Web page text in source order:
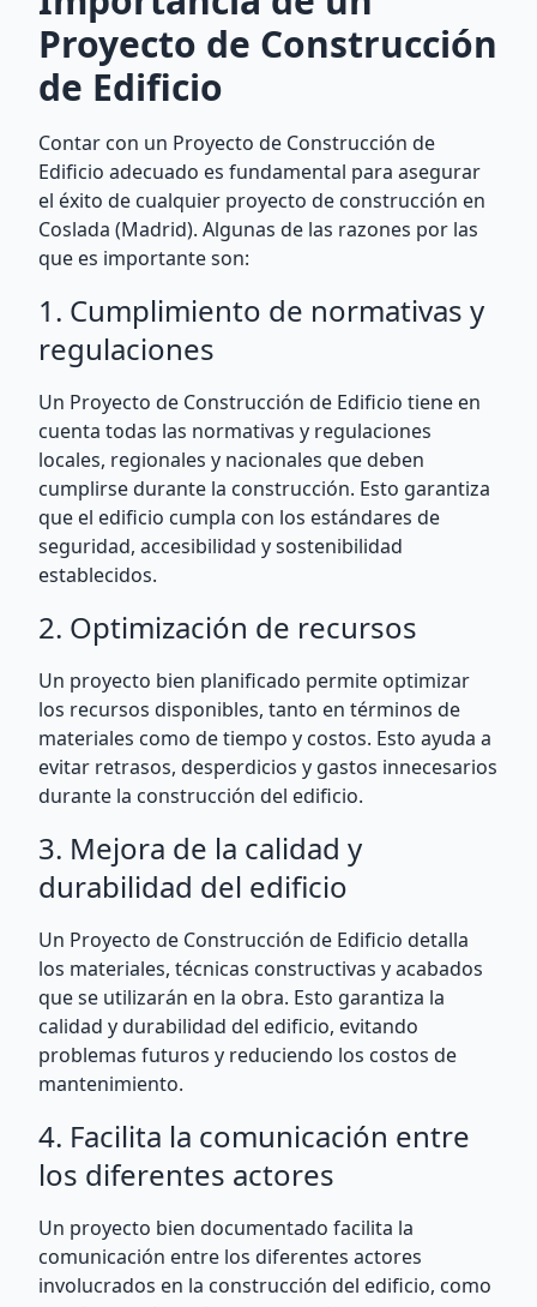
Proyecto de Construcción
de Edificio
Contar con un Proyecto de Construcción de
Edificio adecuado es fundamental para asegurar
el éxito de cualquier proyecto de construcción en
Coslada (Madrid). Algunas de las razones por las
que es importante son:
1. Cumplimiento de normativas y
regulaciones
Un Proyecto de Construcción de Edificio tiene en
cuenta todas las normativas y regulaciones
locales, regionales y nacionales que deben
cumplirse durante la construcción. Esto garantiza
que el edificio cumpla con los estándares de
seguridad, accesibilidad y sostenibilidad
establecidos.
2. Optimización de recursos
Un proyecto bien planificado permite optimizar
los recursos disponibles, tanto en términos de
materiales como de tiempo y costos. Esto ayuda a
evitar retrasos, desperdicios y gastos innecesarios
durante la construcción del edificio.
3. Mejora de la calidad y
durabilidad del edificio
Un Proyecto de Construcción de Edificio detalla
los materiales, técnicas constructivas y acabados
que se utilizarán en la obra. Esto garantiza la
calidad y durabilidad del edificio, evitando
problemas futuros y reduciendo los costos de
mantenimiento.
4. Facilita la comunicación entre
los diferentes actores
Un proyecto bien documentado facilita la
comunicación entre los diferentes actores
involucrados en la construcción del edificio, como